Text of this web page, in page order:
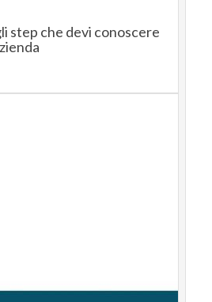
step che devi conoscere